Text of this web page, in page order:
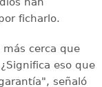
ficharlo.
más cerca que
eso que
señaló